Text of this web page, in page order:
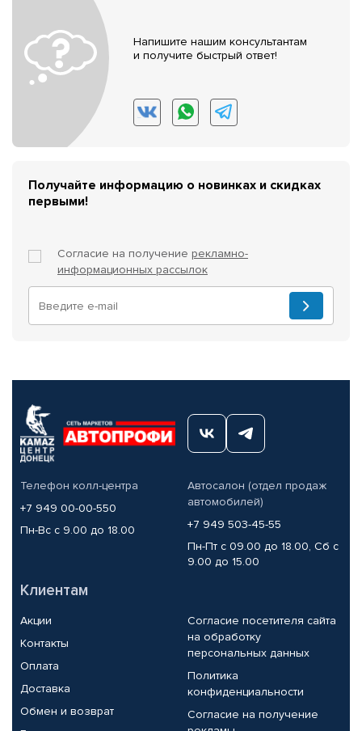
Напишите нашим консультантам
и получите быстрый ответ!
Получайте информацию о новинках и скидках
первыми!
Согласие на получение рекламно-
информационных рассылок
Телефон колл-центра
+7 949 00-00-550
Пн-Вс с 9.00 до 18.00
Автосалон (отдел продаж
автомобилей)
+7 949 503-45-55
Пн-Пт с 09.00 до 18.00, Сб с
9.00 до 15.00
Клиентам
Акции
Контакты
Оплата
Доставка
Обмен и возврат
Согласие посетителя сайта
на обработку
персональных данных
Политика
конфиденциальности
Согласие на получение